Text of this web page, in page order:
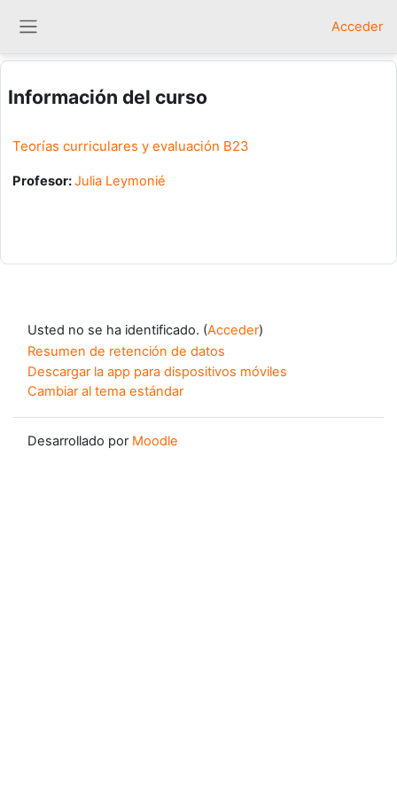
Acceder
Información del curso
Teorías curriculares y evaluación B23
Profesor:Julia Leymonié
Usted no se ha identificado. (Acceder)
Resumen de retención de datos
Descargar la app para dispositivos móviles
Cambiar al tema estándar
Desarrollado por Moodle